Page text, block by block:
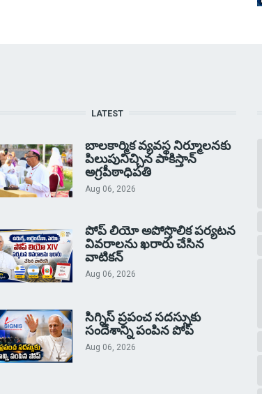
LATEST
బాలకార్మిక వ్యవస్థ నిర్మూలనకు
పిలుపునిచ్చిన పాకిస్తాన్
అగ్రపీఠాధిపతి
Aug 06, 2026
పోప్ లియో అపోస్తొలిక పర్యటన
వివరాలను ఖరారు చేసిన
వాటికన్
Aug 06, 2026
సిగ్నిస్ ప్రపంచ సదస్సుకు
సందేశాన్ని పంపిన పోప్
Aug 06, 2026